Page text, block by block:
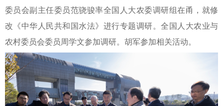
委员会副主任委员范骁骏率全国人大农委调研组在甬，就修
改《中华人民共和国水法》进行专题调研。全国人大农业与
农村委员会委员周学文参加调研。胡军参加相关活动。